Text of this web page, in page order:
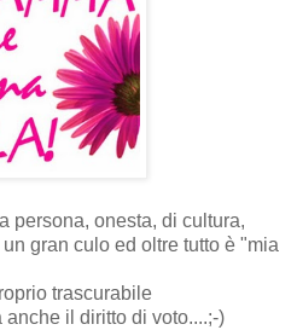
persona, onesta, di cultura,
gran culo ed oltre tutto è "mia
trascurabile
il diritto di voto....;-)